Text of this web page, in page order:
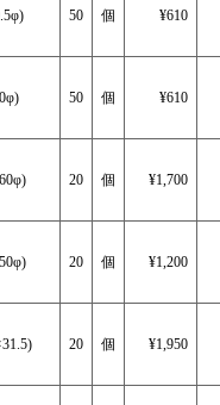
50 個 ¥610
50 個 ¥610
20 個 ¥1,700
20 個 ¥1,200
20 個 ¥1,950